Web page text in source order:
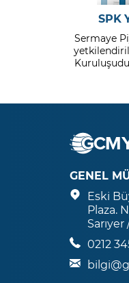
SPK
Sermaye
GENEL
Eski
Plaza.
0212